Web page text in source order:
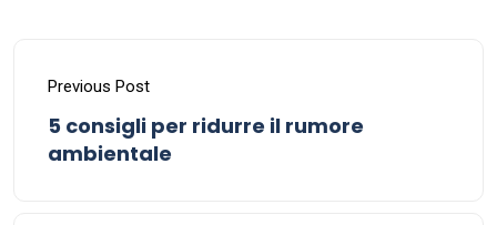
Previous Post
5 consigli per ridurre il rumore
ambientale